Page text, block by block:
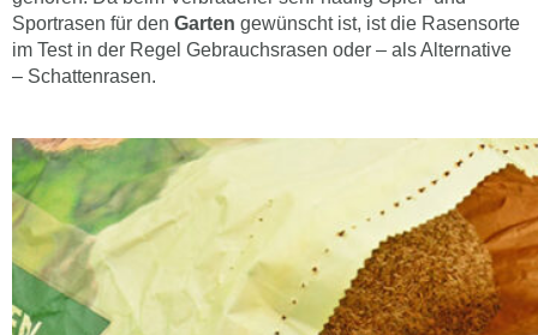
Sportrasen für den Garten gewünscht ist, ist die Rasensorte
im Test in der Regel Gebrauchsrasen oder – als Alternative
– Schattenrasen.